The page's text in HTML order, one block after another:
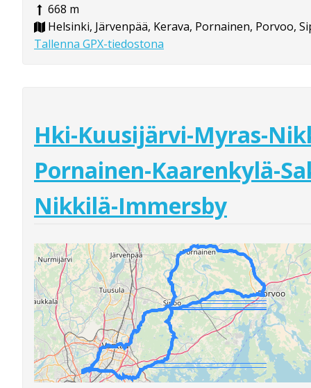
668 m
Helsinki, Järvenpää, Kerava, Pornainen, Porvoo,
Tallenna GPX-tiedostona
Hki-Kuusijärvi-Myras-
Pornainen-Kaarenkylä-
Nikkilä-Immersby